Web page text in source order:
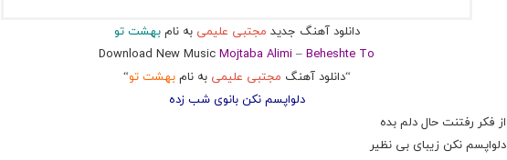
دانلود آهنگ جدید مجتبی علیمی به نامبهشت تو
Download New MusicMojtaba Alimi–Beheshte To
“دانلود آهنگ مجتبی علیمی به نامبهشت تو“
دلواپسم نکن بانوی شب زده
از فکر رفتنت حال دلم بده
دلواپسم نکن زیبای بی نظیر